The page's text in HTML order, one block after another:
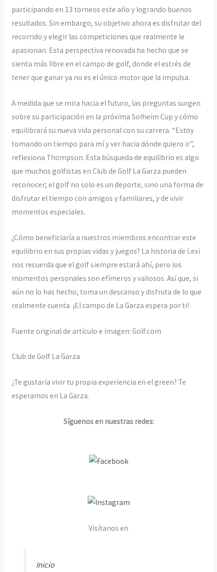
participando en 13 torneos este año y logrando buenos
resultados. Sin embargo, su objetivo ahora es disfrutar del
recorrido y elegir las competiciones que realmente le
apasionan. Esta perspectiva renovada ha hecho que se
sienta más libre en el campo de golf, donde el estrés de
tener que ganar ya no es el único motor que la impulsa.
A medida que se mira hacia el futuro, las preguntas surgen
sobre su participación en la próxima Solheim Cup y cómo
equilibrará su nueva vida personal con su carrera. “Estoy
tomando un tiempo para mí y ver hacia dónde quiero ir”,
reflexiona Thompson. Esta búsqueda de equilibrio es algo
que muchos golfistas en Club de Golf La Garza pueden
reconocer; el golf no solo es un deporte, sino una forma de
disfrutar el tiempo con amigos y familiares, y de vivir
momentos especiales.
¿Cómo beneficiaría a nuestros miembros encontrar este
equilibrio en sus propias vidas y juegos? La historia de Lexi
nos recuerda que el golf siempre estará ahí, pero los
momentos personales son efímeros y valiosos. Así que, si
aún no lo has hecho, toma un descanso y disfruta de lo que
realmente cuenta. ¡El campo de La Garza espera por ti!
Fuente original de artículo e imagen: Golf.com
Club de Golf La Garza
¿Te gustaría vivir tu propia experiencia en el green? Te
esperamos en La Garza.
Síguenos en nuestras redes:
Visítanos en
Inicio